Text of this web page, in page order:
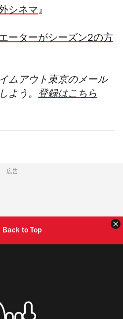
シネマ』
ーターがシーズン2の方
ムアウト東京のメール
よう。 登録はこちら
広告
Back to Top